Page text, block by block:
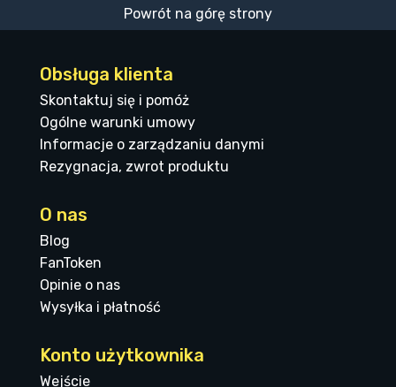
Powrót na górę strony
Obsługa klienta
Skontaktuj się i pomóż
Ogólne warunki umowy
Informacje o zarządzaniu danymi
Rezygnacja, zwrot produktu
O nas
Blog
FanToken
Opinie o nas
Wysyłka i płatność
Konto użytkownika
Wejście